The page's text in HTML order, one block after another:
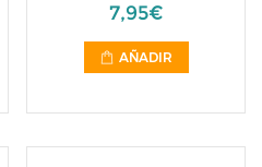
7,95€
AÑADIR